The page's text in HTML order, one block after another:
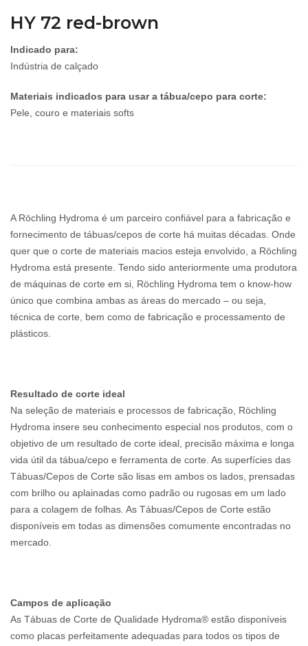
HY 72 red-brown
Indicado para:
Indústria de calçado
Materiais indicados para usar a tábua/cepo para corte:
Pele, couro e materiais softs
A Röchling Hydroma é um parceiro confiável para a fabricação e
fornecimento de tábuas/cepos de corte há muitas décadas. Onde
quer que o corte de materiais macios esteja envolvido, a Röchling
Hydroma está presente. Tendo sido anteriormente uma produtora
de máquinas de corte em si, Röchling Hydroma tem o know-how
único que combina ambas as áreas do mercado – ou seja,
técnica de corte, bem como de fabricação e processamento de
plásticos.
Resultado de corte ideal
Na seleção de materiais e processos de fabricação, Röchling
Hydroma insere seu conhecimento especial nos produtos, com o
objetivo de um resultado de corte ideal, precisão máxima e longa
vida útil da tábua/cepo e ferramenta de corte. As superfícies das
Tábuas/Cepos de Corte são lisas em ambos os lados, prensadas
com brilho ou aplainadas como padrão ou rugosas em um lado
para a colagem de folhas. As Tábuas/Cepos de Corte estão
disponíveis em todas as dimensões comumente encontradas no
mercado.
Campos de aplicação
As Tábuas de Corte de Qualidade Hydroma® estão disponíveis
como placas perfeitamente adequadas para todos os tipos de